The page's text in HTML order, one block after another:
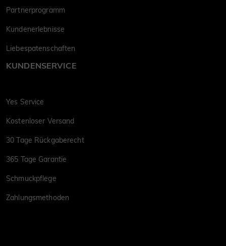
Partnerprogramm
Kundenerlebnisse
Liebespatenschaften
KUNDENSERVICE
Yes Service
Kostenloser Versand
30 Tage Rückgaberecht
365 Tage Garantie
Schmuckpflege
Zahlungsmethoden